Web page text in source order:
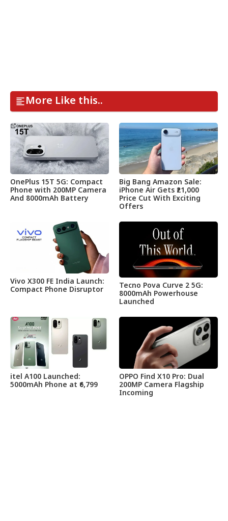
More Like this..
OnePlus 15T 5G: Compact
Phone with 200MP Camera
And 8000mAh Battery
Big Bang Amazon Sale:
iPhone Air Gets ₹21,000
Price Cut With Exciting
Offers
Vivo X300 FE India Launch:
Compact Phone Disruptor
Tecno Pova Curve 2 5G:
8000mAh Powerhouse
Launched
itel A100 Launched:
5000mAh Phone at ₹6,799
OPPO Find X10 Pro: Dual
200MP Camera Flagship
Incoming